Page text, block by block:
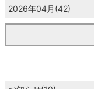
2026年04月(42)